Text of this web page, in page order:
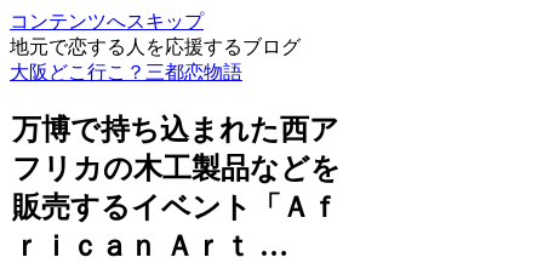
コンテンツへスキップ
地元で恋する人を応援するブログ
大阪どこ行こ？三都恋物語
万博で持ち込まれた西ア
フリカの木工製品などを
販売するイベント
「Ａｆ
ｒｉｃａｎ Ａｒｔ …